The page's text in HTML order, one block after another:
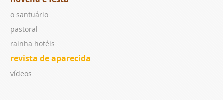
o santuário
pastoral
rainha hotéis
revista de aparecida
vídeos